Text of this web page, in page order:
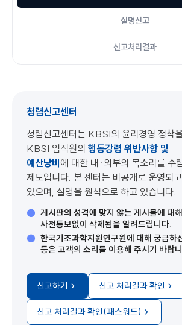
실명신고
신고처리결과
청렴신고센터
청렴신고센터는 KBSI의 윤리경영 정착
KBSI 임직원의 행동강령 위반사항 및
예산낭비에 대한 내·외부의 목소리를 수
제도입니다. 본 센터는 비공개로 운영되고
있으며, 실명을 원칙으로 하고 있습니다.
게시판의 성격에 맞지 않는 게시물에 대
사전통보없이 삭제됨을 알려드립니다.
한국기초과학지원연구원에 대해 궁금하
등은 고객의 소리를 이용해 주시기 바랍
신고하기 신고 처리결과 확인
신고 처리결과 확인(패스워드)